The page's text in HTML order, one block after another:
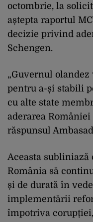
octombrie, la
aștepta raportul
decizie privind
Schengen.
„Guvernul olandez
pentru a-și stabili
cu alte state
aderarea României
răspunsul
Aceasta subliniază
România să
și de durată în
implementării
împotriva